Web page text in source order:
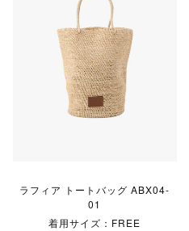
ラフィア トートバッグ ABX04-
01
着用サイズ：FREE